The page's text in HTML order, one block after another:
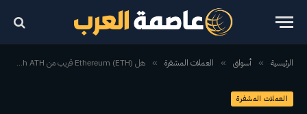
الرئيسية » أسواق » العملات المشفرة » هل Ethereum (ETH) قريب من Reach ATH؟ سولانا (SOL) تخترق أخيرًا، هل سيتعافى كاردانو (ADA)؟
العملات المشفرة